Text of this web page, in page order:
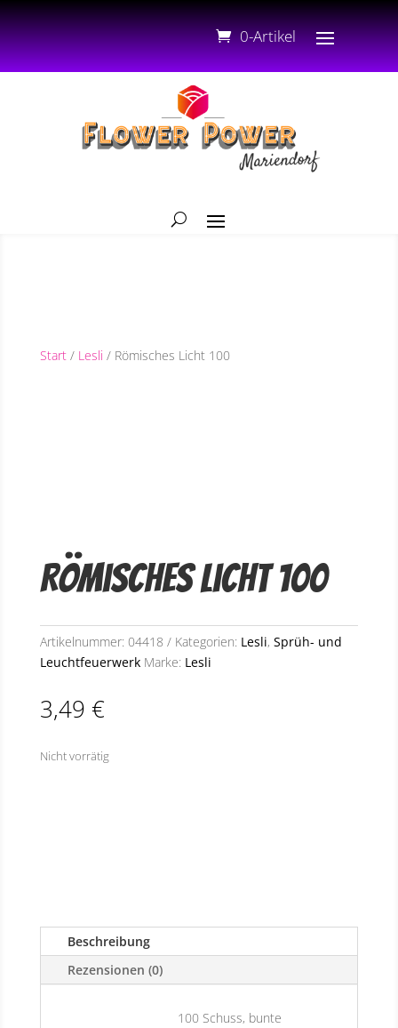
0-Artikel
Start/ Lesli / Römisches Licht 100
Römisches Licht 100
Artikelnummer: 04418 Kategorien: Lesli, Sprüh- und
Leuchtfeuerwerk Marke: Lesli
3,49 €
Nicht vorrätig
Beschreibung
Rezensionen (0)
100 Schuss, bunte